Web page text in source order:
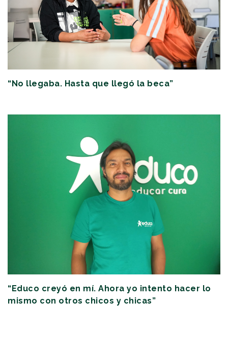
“No llegaba. Hasta que llegó la beca”
“Educo creyó en mí. Ahora yo intento hacer lo
mismo con otros chicos y chicas”